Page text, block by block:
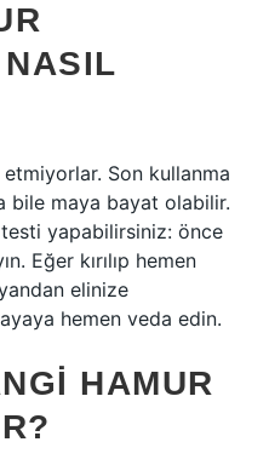
Son kullanma
bile maya bayat olabilir.
yapabilirsiniz: önce
Eğer kırılıp hemen
elinize
hemen veda edin.
HAMUR